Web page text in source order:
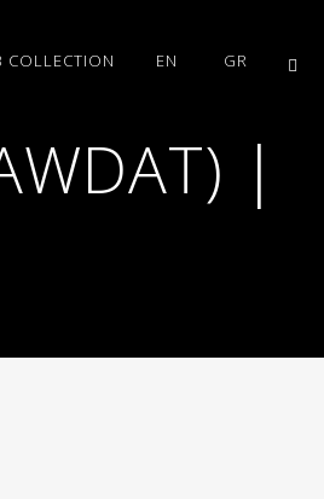
COLLECTION EN GR
|